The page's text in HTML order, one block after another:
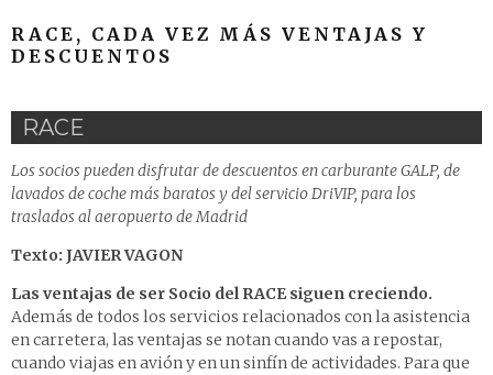
RACE, CADA VEZ MÁS VENTAJAS Y
DESCUENTOS
RACE
Los socios pueden disfrutar de descuentos en carburante GALP, de
lavados de coche más baratos y del servicio DriVIP, para los
traslados al aeropuerto de Madrid
Texto: JAVIER VAGON
Las ventajas de ser Socio del RACE siguen creciendo.
Además de todos los servicios relacionados con la asistencia
en carretera, las ventajas se notan cuando vas a repostar,
cuando viajas en avión y en un sinfín de actividades. Para que